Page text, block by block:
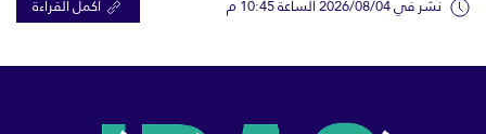
نشر في 2026/08/04 الساعة 10:45 م اكمل القراءة